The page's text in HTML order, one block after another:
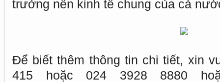
trưởng nền kinh tế chung của cả
Để biết thêm thông tin chi tiết, xin
415 hoặc 024 3928 8880